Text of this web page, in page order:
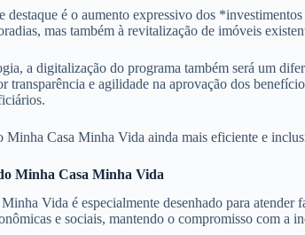
destaque é o aumento expressivo dos
mas também à revitalização de imóveis
a digitalização do programa também será um
transparência e agilidade na aprovação dos
Minha Casa Minha Vida ainda mais eficiente e
Minha Casa Minha Vida
Vida é especialmente desenhado para
e sociais, mantendo o compromisso com a